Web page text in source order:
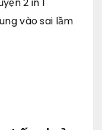
vào sai lầm